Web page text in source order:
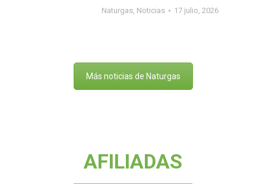
Naturgas, Noticias 17 julio, 2026
Más noticias de Naturgas
AFILIADAS